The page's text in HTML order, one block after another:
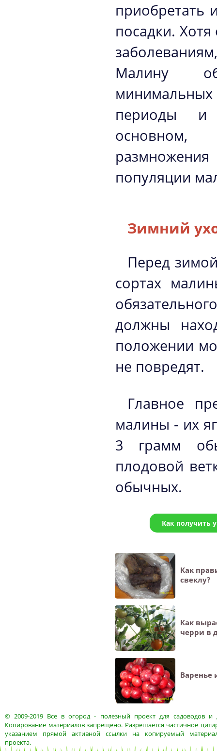
приобретать
посадки.
Малину
периоды и
основном,
размножения
популяции
Зимний
Перед
сортах
должны
положении
не повредят.
Главное
малины - их
3 грамм
плодовой
обычных.
Как получить
Как
свеклу?
Как
черри в
Варенье
© 2009-2019 Все в огород- полезный проект для садоводов и
Копирование материалов запрещено. Разрешается частичное
указанием прямой активной ссылки на копируемый
проекта.